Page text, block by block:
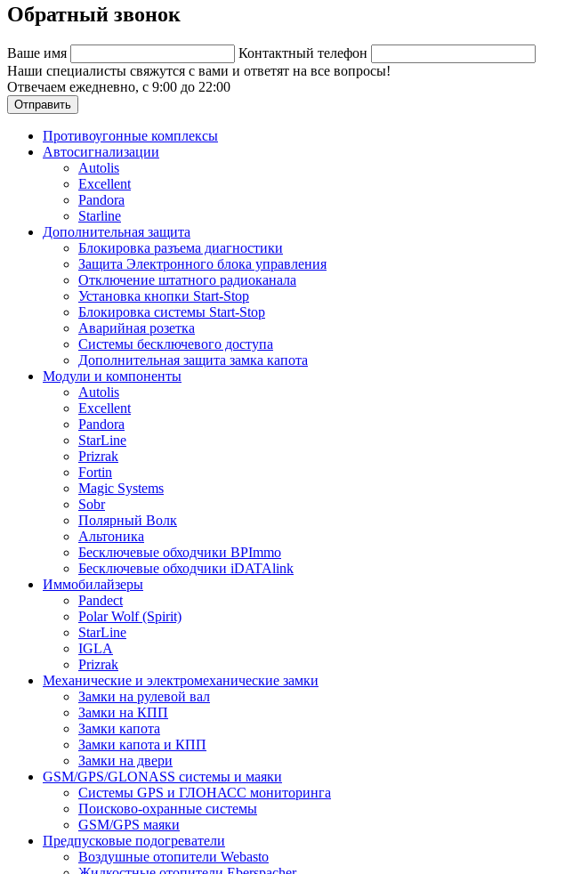
Обратный звонок
Ваше имя
Контактный телефон
Наши специалисты свяжутся с вами и ответят на все вопросы!
Отвечаем ежедневно, с 9:00 до 22:00
Отправить
Противоугонные комплексы
Автосигнализации
Autolis
Excellent
Pandora
Starline
Дополнительная защита
Блокировка разъема диагностики
Защита Электронного блока управления
Отключение штатного радиоканала
Установка кнопки Start-Stop
Блокировка системы Start-Stop
Аварийная розетка
Системы бесключевого доступа
Дополнительная защита замка капота
Модули и компоненты
Autolis
Excellent
Pandora
StarLine
Prizrak
Fortin
Magic Systems
Sobr
Полярный Волк
Альтоника
Бесключевые обходчики BPImmo
Бесключевые обходчики iDATAlink
Иммобилайзеры
Pandect
Polar Wolf (Spirit)
StarLine
IGLA
Prizrak
Механические и электромеханические замки
Замки на рулевой вал
Замки на КПП
Замки капота
Замки капота и КПП
Замки на двери
GSM/GPS/GLONASS системы и маяки
Системы GPS и ГЛОНАСС мониторинга
Поисково-охранные системы
GSM/GPS маяки
Предпусковые подогреватели
Воздушные отопители Webasto